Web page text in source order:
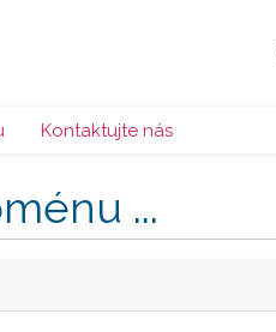
Kontaktujte nás
...